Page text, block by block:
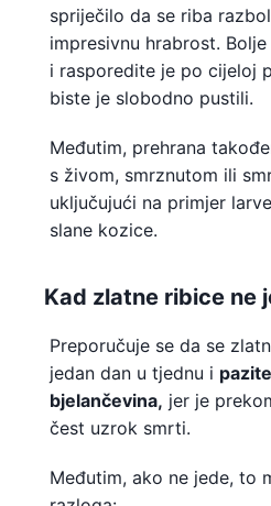
spriječilo da se riba
impresivnu hrabrost.
i rasporedite je po cijeloj
biste je slobodno pustili.
Međutim, prehrana
s živom, smrznutom ili
uključujući na primjer
slane kozice.
Kad zlatne ribice ne
Preporučuje se da se
jedan dan u tjednu i
bjelančevina, jer je
čest uzrok smrti.
Međutim, ako ne jede, to